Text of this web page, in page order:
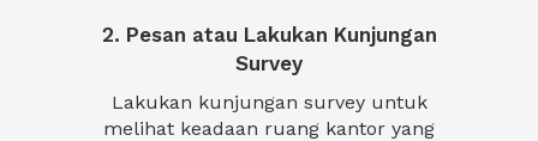
2. Pesan atau Lakukan Kunjungan
Survey
Lakukan kunjungan survey untuk
melihat keadaan ruang kantor yang